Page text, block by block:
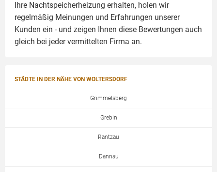
Ihre Nachtspeicherheizung erhalten, holen wir
regelmäßig Meinungen und Erfahrungen unserer
Kunden ein - und zeigen Ihnen diese Bewertungen auch
gleich bei jeder vermittelten Firma an.
STÄDTE IN DER NÄHE VON WOLTERSDORF
Grimmelsberg
Grebin
Rantzau
Dannau